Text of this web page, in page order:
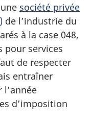
société privée
de l’industrie du
à la case 048,
pour services
de respecter
entraîner
d’imposition